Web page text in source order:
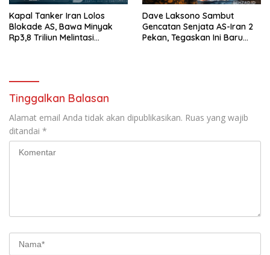
Kapal Tanker Iran Lolos
Blokade AS, Bawa Minyak
Rp3,8 Triliun Melintasi
Dave Laksono Sambut
Gencatan Senjata AS-Iran 2
Pekan, Tegaskan Ini Baru
Tinggalkan Balasan
Alamat email Anda tidak akan dipublikasikan. Ruas yang wajib
ditandai *